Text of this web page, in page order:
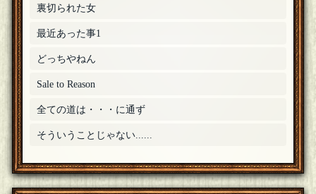
裏切られた女
最近あった事1
どっちやねん
Sale to Reason
全ての道は・・・に通ず
そういうことじゃない......